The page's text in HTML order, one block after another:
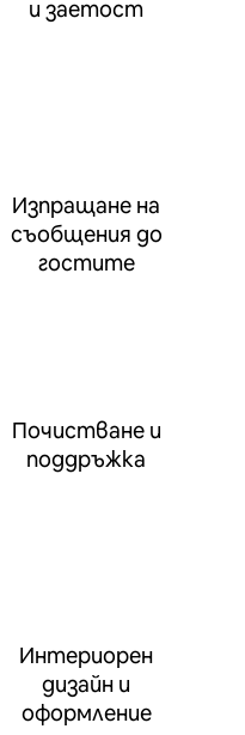
и заетост
Изпращане на
съобщения до
гостите
Почистване и
поддръжка
Интериорен
дизайн и
оформление